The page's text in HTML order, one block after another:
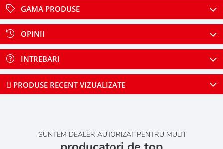
GAMA PRODUSE
OPINII
INTREBARI
PRODUSE RECENT VIZUALIZATE
SUNTEM DEALER AUTORIZAT PENTRU MULTI